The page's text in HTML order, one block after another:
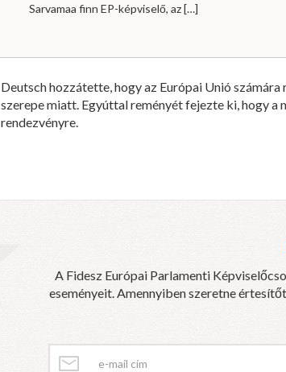
Sarvamaa finn EP-képviselő, az[…]
Deutsch hozzátette, hogy az Európai Unió
szerepe miatt. Egyúttal reményét fejezte ki, hogy a
rendezvényre.
A Fidesz Európai Parlamenti
eseményeit. Amennyiben szeretne